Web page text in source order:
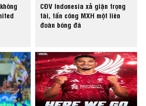
CĐV Indonesia xả giận trọng
tài, tấn công MXH một liên
đoàn bóng đá